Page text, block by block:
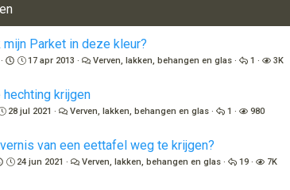
mijn Parket in deze kleur?
17 apr 2013 Verven, lakken, behangen en glas 1 3K
krijgen
28 jul 2021 Verven, lakken, behangen en glas 1 980
van een eettafel weg te krijgen?
24 jun 2021 Verven, lakken, behangen en glas 19 7K